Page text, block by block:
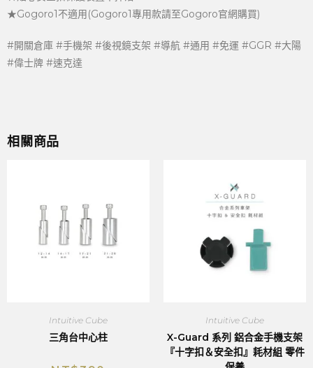
★Gogoro1不適用(Gogoro1專用款請至Gogoro官網購買)
#開關倉庫 #手機架 #後視鏡支架 #導航 #通用 #免運 #GGR #大陽
#偉士牌 #速克達
相關商品
Intuitive Cube
三角台中心柱
Intuitive Cube
X-Guard 系列 鋁合金手機支架
『十字扣＆安全扣』耗材組 零件